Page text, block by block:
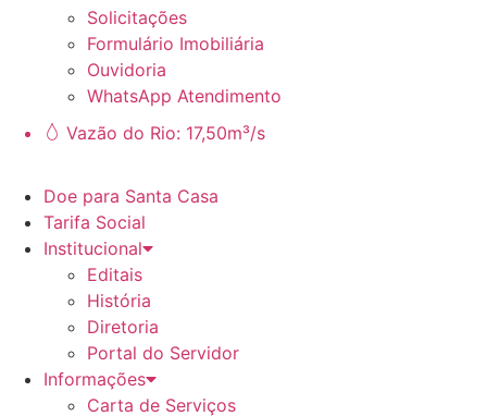
Solicitações
Formulário Imobiliária
Ouvidoria
WhatsApp Atendimento
Vazão do Rio: 17,50m³/s
Doe para Santa Casa
Tarifa Social
Institucional
Editais
História
Diretoria
Portal do Servidor
Informações
Carta de Serviços